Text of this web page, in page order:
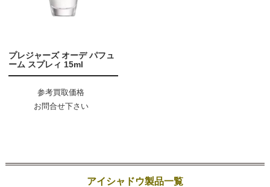
プレジャーズ オーデ パフュ
ーム スプレィ 15ml
参考買取価格
お問合せ下さい
アイシャドウ製品一覧